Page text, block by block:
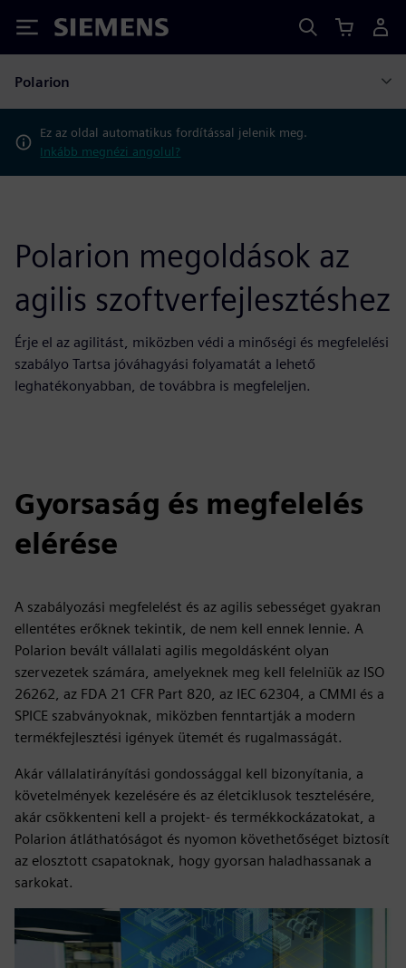
Siemens
Polarion
Ez az oldal automatikus fordítással jelenik meg.
Inkább megnézi angolul?
Polarion megoldások az
agilis szoftverfejlesztéshez
Érje el az agilitást, miközben védi a minőségi és megfelelési
szabályo Tartsa jóváhagyási folyamatát a lehető
leghatékonyabban, de továbbra is megfeleljen.
Gyorsaság és megfelelés
elérése
A szabályozási megfelelést és az agilis sebességet gyakran
ellentétes erőknek tekintik, de nem kell ennek lennie. A
Polarion bevált vállalati agilis megoldásként olyan
szervezetek számára, amelyeknek meg kell felelniük az ISO
26262, az FDA 21 CFR Part 820, az IEC 62304, a CMMI és a
SPICE szabványoknak, miközben fenntartják a modern
termékfejlesztési igények ütemét és rugalmasságát.
Akár vállalatirányítási gondossággal kell bizonyítania, a
követelmények kezelésére és az életciklusok tesztelésére,
akár csökkenteni kell a projekt- és termékkockázatokat, a
Polarion átláthatóságot és nyomon követhetőséget biztosít
az elosztott csapatoknak, hogy gyorsan haladhassanak a
sarkokat.